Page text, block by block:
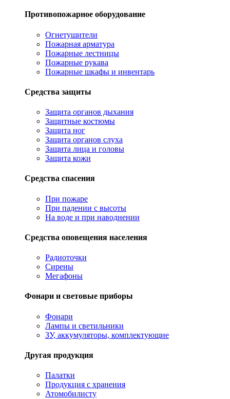
Противопожарное оборудование
Огнетушители
Пожарная арматура
Пожарные лестницы
Пожарные рукава
Пожарные шкафы и инвентарь
Средства защиты
Защита органов дыхания
Защитные костюмы
Защита ног
Защита органов слуха
Защита лица и головы
Защита кожи
Средства спасения
При пожаре
При падении с высоты
На воде и при наводнении
Средства оповещения населения
Радиоточки
Сирены
Мегафоны
Фонари и световые приборы
Фонари
Лампы и светильники
ЗУ, аккумуляторы, комплектующие
Другая продукция
Палатки
Продукция с хранения
Атомобилисту